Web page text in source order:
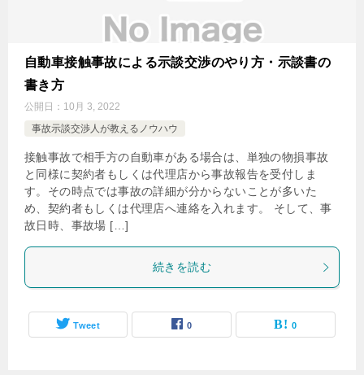
自動車接触事故による示談交渉のやり方・示談書の
書き方
公開日： 10月 3, 2022
事故示談交渉人が教えるノウハウ
接触事故で相手方の自動車がある場合は、単独の物損事故
と同様に契約者もしくは代理店から事故報告を受付しま
す。その時点では事故の詳細が分からないことが多いた
め、契約者もしくは代理店へ連絡を入れます。 そして、事
故日時、事故場 […]
続きを読む
Tweet 0 0